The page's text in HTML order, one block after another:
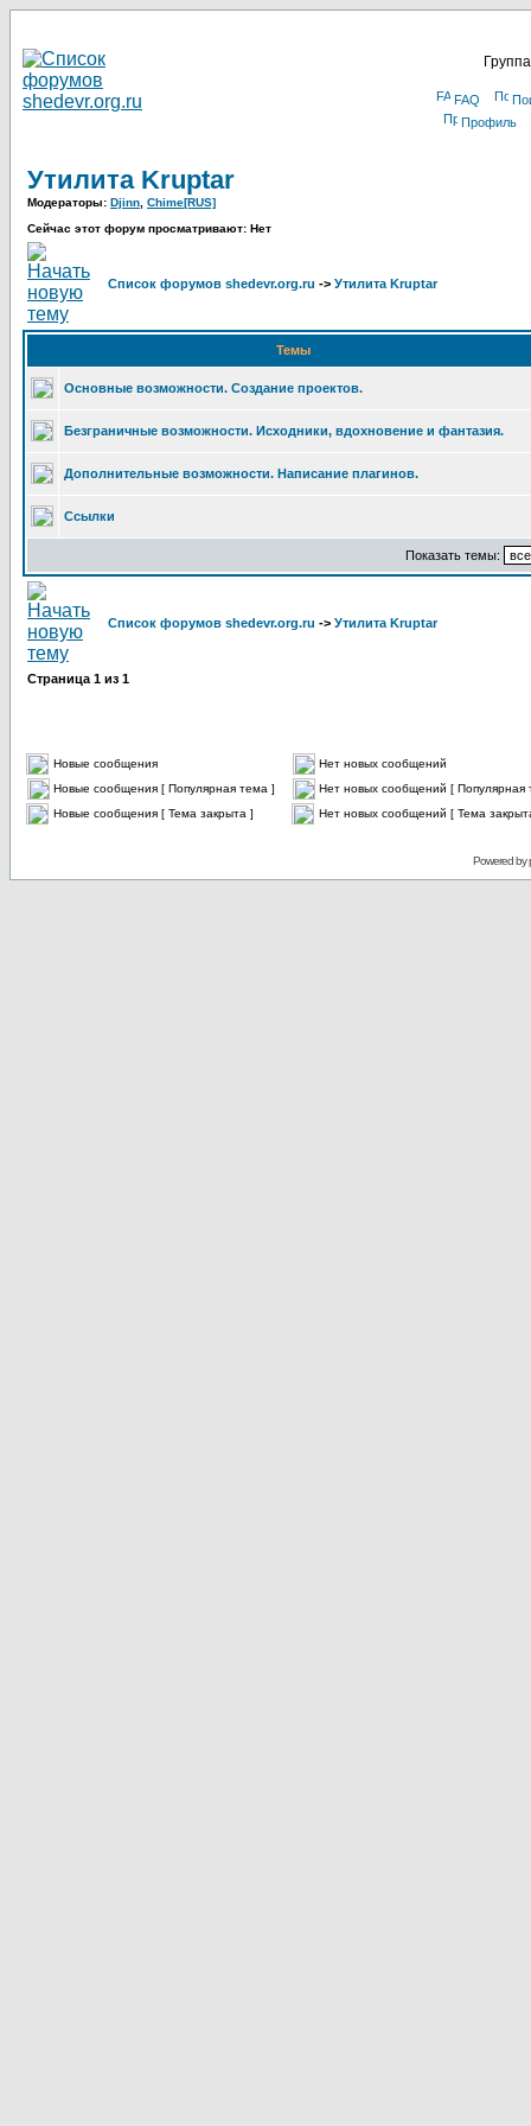
FAQ
Профиль
Утилита Kruptar
Модераторы: Djinn Chime[RUS]
Сейчас этот форум просматривают: Нет
Список форумов shedevr.org.ru -> Утилита Kruptar
Темы
Основные возможности. Создание проектов.
Безграничные возможности. Исходники, вдохновение и фантазия.
Дополнительные возможности. Написание плагинов.
Ссылки
Показать темы:
Список форумов shedevr.org.ru -> Утилита Kruptar
Страница 1 из 1
Новые сообщения
Нет новых сообщений
Новые сообщения [ Популярная тема ]
Нет новых сообщений [ Популярная
Новые сообщения [ Тема закрыта ]
Нет новых сообщений [ Тема
Powered by